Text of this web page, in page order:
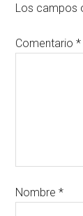
Los campos
Comentario*
Nombre*